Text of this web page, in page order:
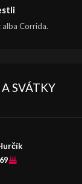
alba Corrida.
SVÁTKY